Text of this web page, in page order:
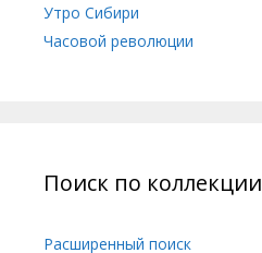
Утро Сибири
Часовой революции
Поиск по коллекции
Расширенный поиск